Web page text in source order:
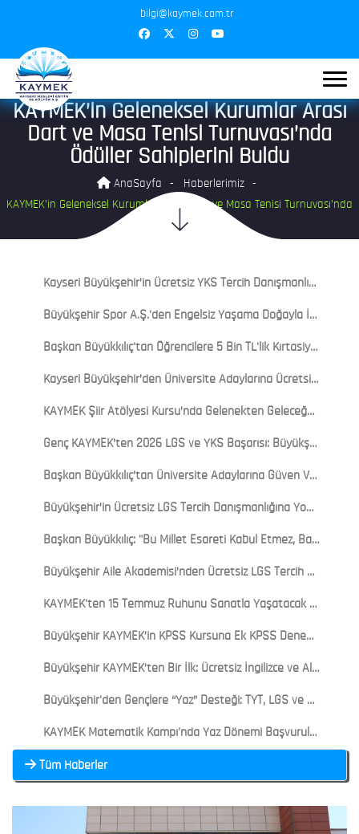
bilgi@kaymek.com.tr
KAYMEK’in Geleneksel Kurumlar Arası
Dart ve Masa Tenisi Turnuvası’nda
Ödüller Sahiplerini Buldu
AnaSayfa
Haberlerimiz
KAYMEK’in Geleneksel Kurumlar Arası Dart ve Masa Tenisi Turnuvası’nda
Ödüller Sahiplerini Buldu
Kayseri Büyükşehir’in Ücretsiz YKS Tercih Danışmanlığına Yoğun İlgi: Gençlerden Tam Not
Büyükşehir Spor A.Ş.'den Engelsiz Yaşama Doğayla İç İçe Anlamlı Buluşma
Başkan Büyükkılıç'tan Öğrencilere 5 Bin TL'lik Kırtasiye-Beslenme Desteği: Başvurular 3 Ağustos'ta
Kayseri Büyükşehir’den Üniversite Adaylarına Ücretsiz YKS Tercih Danışmanlığı Desteği
KAYMEK Şiir Atölyesi Kursu’nda Gelenekten Geleceğe Sazlı Sözlü Yolculuk
Genç KAYMEK’ten 2026 LGS ve YKS Başarısı: Büyükşehir’in Eğitim Yatırımları Meyvesini Verdi
Başkan Büyükkılıç’tan Üniversite Adaylarına Güven Veren Davet: “Aradığınız Her Şey Kayseri’de”
Büyükşehir’in Ücretsiz LGS Tercih Danışmanlığına Yoğun İlgi: Veli ve Öğrencilerden Tam Not
Başkan Büyükkılıç: "Bu Millet Esareti Kabul Etmez, Bayrağını Yere Düşürmez"
Büyükşehir Aile Akademisi’nden Ücretsiz LGS Tercih Danışmanlığı Hizmeti
KAYMEK'ten 15 Temmuz Ruhunu Sanatla Yaşatacak Anlamlı Sergi
Büyükşehir KAYMEK’in KPSS Kursuna Ek KPSS Deneme Kulübü ile Sınava Tam Hazırlık
Büyükşehir KAYMEK’ten Bir İlk: Ücretsiz İngilizce ve Almanca Konuşma Kulübü Başladı
Büyükşehir'den Gençlere “Yaz” Desteği: TYT, LGS ve YDS Kursları
KAYMEK Matematik Kampı'nda Yaz Dönemi Başvuruları Başladı
Tüm Haberler